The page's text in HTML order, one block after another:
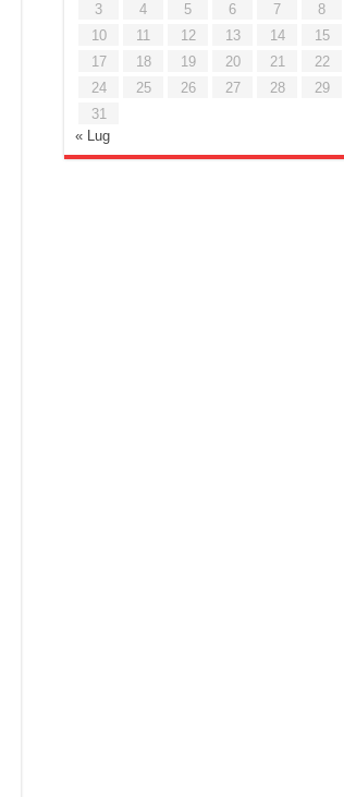
3
4 5 6 7 8
10
11 12 13 14 15
17
18 19 20 21 22
24
25 26 27 28 29
31
« Lug